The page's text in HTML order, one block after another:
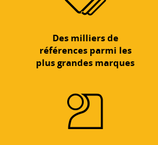
Des milliers de
références parmi les
plus grandes marques